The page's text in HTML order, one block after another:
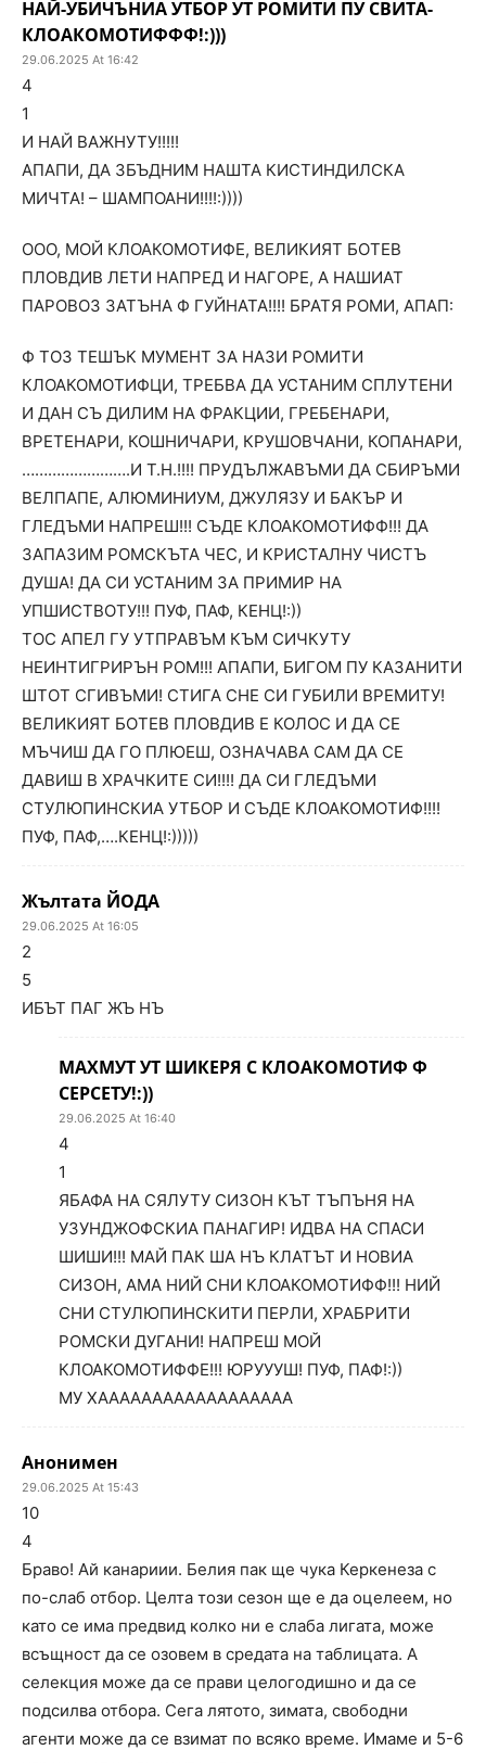
НАЙ-УБИЧЪНИА УТБОР УТ РОМИТИ ПУ СВИТА-
КЛОАКОМОТИФФФ!:)))
29.06.2025 At 16:42
4
1
И НАЙ ВАЖНУТУ!!!!!
АПАПИ, ДА ЗБЪДНИМ НАШТА КИСТИНДИЛСКА
МИЧТА! – ШАМПОАНИ!!!!:))))
ООО, МОЙ КЛОАКОМОТИФЕ, ВЕЛИКИЯТ БОТЕВ
ПЛОВДИВ ЛЕТИ НАПРЕД И НАГОРЕ, А НАШИАТ
ПАРОВОЗ ЗАТЪНА Ф ГУЙНАТА!!!! БРАТЯ РОМИ, АПАП:
Ф ТОЗ ТЕШЪК МУМЕНТ ЗА НАЗИ РОМИТИ
КЛОАКОМОТИФЦИ, ТРЕБВА ДА УСТАНИМ СПЛУТЕНИ
И ДАН СЪ ДИЛИМ НА ФРАКЦИИ, ГРЕБЕНАРИ,
ВРЕТЕНАРИ, КОШНИЧАРИ, КРУШОВЧАНИ, КОПАНАРИ,
…………………….И Т.Н.!!!! ПРУДЪЛЖАВЪМИ ДА СБИРЪМИ
ВЕЛПАПЕ, АЛЮМИНИУМ, ДЖУЛЯЗУ И БАКЪР И
ГЛЕДЪМИ НАПРЕШ!!! СЪДЕ КЛОАКОМОТИФФ!!! ДА
ЗАПАЗИМ РОМСКЪТА ЧЕС, И КРИСТАЛНУ ЧИСТЪ
ДУША! ДА СИ УСТАНИМ ЗА ПРИМИР НА
УПШИСТВОТУ!!! ПУФ, ПАФ, КЕНЦ!:))
ТОС АПЕЛ ГУ УТПРАВЪМ КЪМ СИЧКУТУ
НЕИНТИГРИРЪН РОМ!!! АПАПИ, БИГОМ ПУ КАЗАНИТИ
ШТОТ СГИВЪМИ! СТИГА СНЕ СИ ГУБИЛИ ВРЕМИТУ!
ВЕЛИКИЯТ БОТЕВ ПЛОВДИВ Е КОЛОС И ДА СЕ
МЪЧИШ ДА ГО ПЛЮЕШ, ОЗНАЧАВА САМ ДА СЕ
ДАВИШ В ХРАЧКИТЕ СИ!!!! ДА СИ ГЛЕДЪМИ
СТУЛЮПИНСКИА УТБОР И СЪДЕ КЛОАКОМОТИФ!!!!
ПУФ, ПАФ,….КЕНЦ!:)))))
Жълтата ЙОДА
29.06.2025 At 16:05
2
5
ИБЪТ ПАГ ЖЪ НЪ
МАХМУТ УТ ШИКЕРЯ С КЛОАКОМОТИФ Ф
СЕРСЕТУ!:))
29.06.2025 At 16:40
4
1
ЯБАФА НА СЯЛУТУ СИЗОН КЪТ ТЪПЪНЯ НА
УЗУНДЖОФСКИА ПАНАГИР! ИДВА НА СПАСИ
ШИШИ!!! МАЙ ПАК ША НЪ КЛАТЪТ И НОВИА
СИЗОН, АМА НИЙ СНИ КЛОАКОМОТИФФ!!! НИЙ
СНИ СТУЛЮПИНСКИТИ ПЕРЛИ, ХРАБРИТИ
РОМСКИ ДУГАНИ! НАПРЕШ МОЙ
КЛОАКОМОТИФФЕ!!! ЮРУУУШ! ПУФ, ПАФ!:))
МУ ХАААААААААААААААААА
Анонимен
29.06.2025 At 15:43
10
4
Браво! Ай канариии. Белия пак ще чука Керкенеза с
по-слаб отбор. Целта този сезон ще е да оцелеем, но
като се има предвид колко ни е слаба лигата, може
всъщност да се озовем в средата на таблицата. А
селекция може да се прави целогодишно и да се
подсилва отбора. Сега лятото, зимата, свободни
агенти може да се взимат по всяко време. Имаме и 5-6